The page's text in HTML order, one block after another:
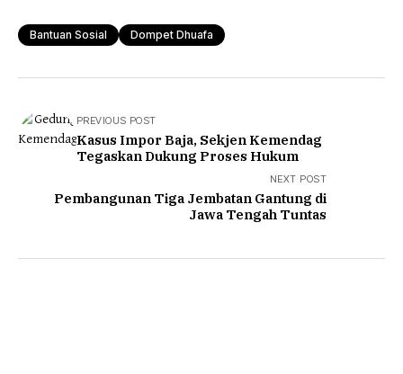
Bantuan Sosial Dompet Dhuafa
PREVIOUS POST
Kasus Impor Baja, Sekjen Kemendag
Tegaskan Dukung Proses Hukum
NEXT POST
Pembangunan Tiga Jembatan Gantung di
Jawa Tengah Tuntas